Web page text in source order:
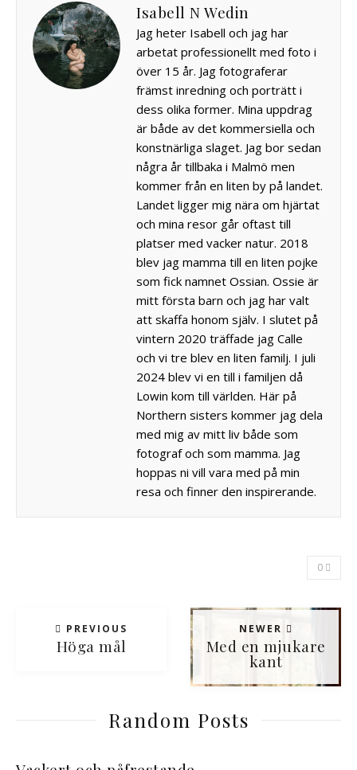
Isabell N Wedin
Jag heter Isabell och jag har
arbetat professionellt med foto i
över 15 år. Jag fotograferar
främst inredning och porträtt i
dess olika former. Mina uppdrag
är både av det kommersiella och
konstnärliga slaget. Jag bor sedan
några år tillbaka i Malmö men
kommer från en liten by på landet.
Landet ligger mig nära om hjärtat
och mina resor går oftast till
platser med vacker natur. 2018
blev jag mamma till en liten pojke
som fick namnet Ossian. Ossie är
mitt första barn och jag har valt
att skaffa honom själv. I slutet på
vintern 2020 träffade jag Calle
och vi tre blev en liten familj. I juli
2024 blev vi en till i familjen då
Lowin kom till världen. Här på
Northern sisters kommer jag dela
med mig av mitt liv både som
fotograf och som mamma. Jag
hoppas ni vill vara med på min
resa och finner den inspirerande.
0
PREVIOUS
Höga mål
NEWER
Med en mjukare
kant
Random Posts